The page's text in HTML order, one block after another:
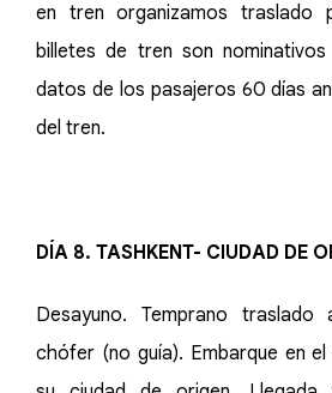
en tren organizamos traslado
billetes de tren son
datos de los pasajeros 60 días
del tren.
DÍA 8. TASHKENT- CIUDAD DE
Desayuno. Temprano
chófer (no guía). Embarque en